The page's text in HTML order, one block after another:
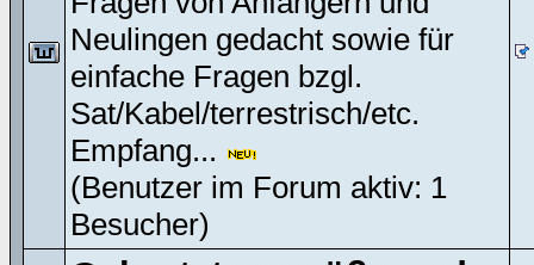
Neulingen gedacht sowie für
einfache Fragen bzgl.
Sat/Kabel/terrestrisch/etc.
Empfang...
(Benutzer im Forum aktiv: 1
Besucher)